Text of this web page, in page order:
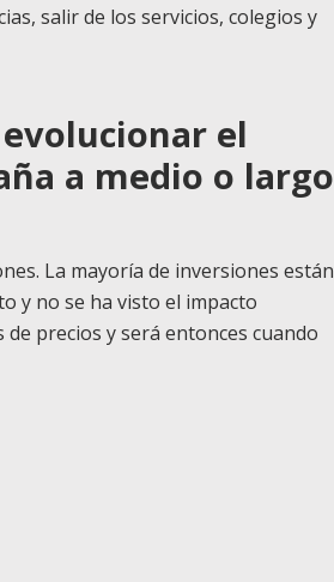
salir de los servicios, colegios y
evolucionar el
a medio o largo
La mayoría de inversiones están
y no se ha visto el impacto
precios y será entonces cuando